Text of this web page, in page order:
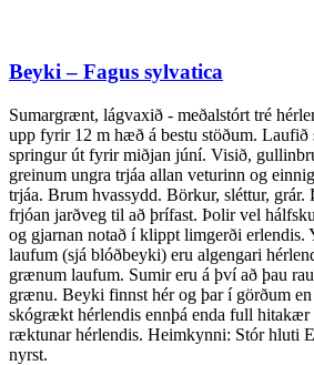
Beyki – Fagus sylvatica
Sumargrænt, lágvaxið - meðalstórt tré
upp fyrir 12 m hæð á bestu stöðum.
springur út fyrir miðjan júní. Visið,
greinum ungra trjáa allan veturinn og
trjáa. Brum hvassydd. Börkur, sléttur, grár.
frjóan jarðveg til að þrífast. Þolir vel
og gjarnan notað í klippt limgerði erlendis.
laufum (sjá blóðbeyki) eru algengari
grænum laufum. Sumir eru á því að þau
grænu. Beyki finnst hér og þar í görðum
skógrækt hérlendis ennþá enda full
ræktunar hérlendis. Heimkynni: Stór hluti
nyrst.